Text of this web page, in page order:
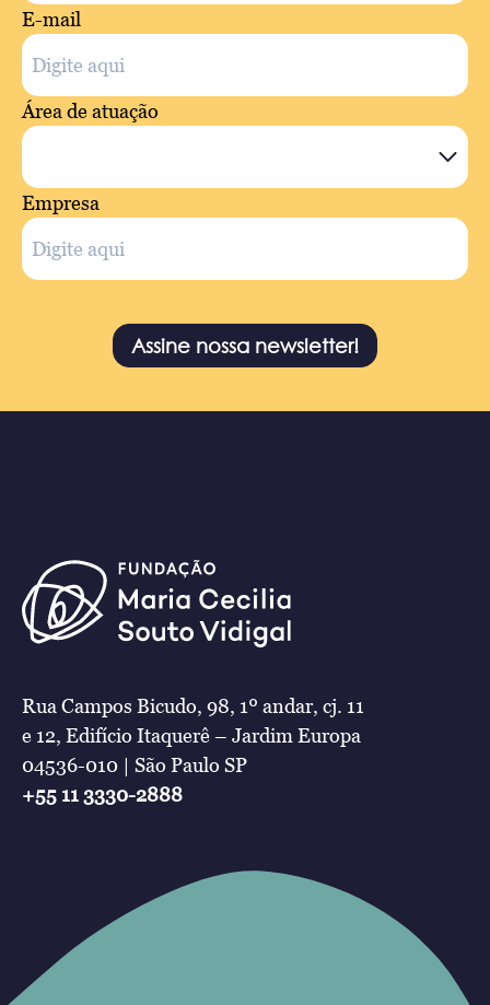
E-mail
Área de atuação
Empresa
Assine nossa newsletter!
Rua Campos Bicudo, 98, 1º andar, cj. 11
e 12, Edifício Itaquerê – Jardim Europa
04536-010 | São Paulo SP
+55 11 3330-2888